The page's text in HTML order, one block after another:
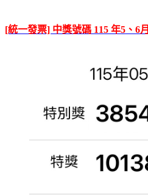
[統一發票] 中獎號碼 115 年5、6月